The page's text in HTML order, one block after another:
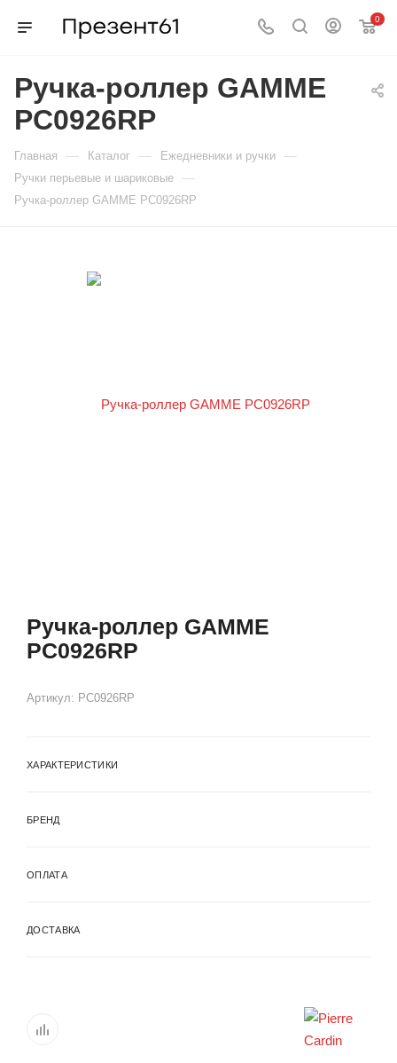
0
Ручка-роллер GAMME
PC0926RP
Главная — Каталог — Ежедневники и ручки —
Ручки перьевые и шариковые —
Ручка-роллер GAMME PC0926RP
Ручка-роллер GAMME
PC0926RP
Артикул: PC0926RP
ХАРАКТЕРИСТИКИ
БРЕНД
ОПЛАТА
ДОСТАВКА